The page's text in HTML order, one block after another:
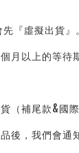
『虛擬出貨』
月以上的等待
（補尾款&國際
後，我們會通